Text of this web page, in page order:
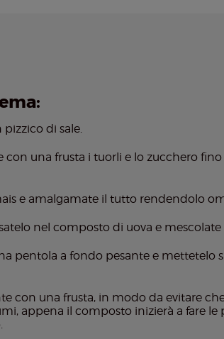
di sale.
con una frusta i tuorli e lo zucchero
e amalgamate il tutto rendendolo
nel composto di uova e mescolate
pentola a fondo pesante e mettetelo
con una frusta, in modo da evitare
appena il composto inizierà a fare le